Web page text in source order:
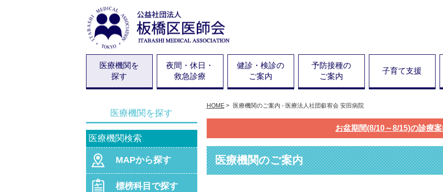
医療機関を
探す
夜間・休日・
救急診療
健診・検診の
ご案内
予防接種の
ご案内
子育て支援
HOME> 医療機関のご案内 - 医療法人社団叡宥会 安田病院
お盆期間(8/10～8/15)の診療案
医療機関のご案内
医療機関を探す
医療機関検索
MAPから探す
標榜科目で探す